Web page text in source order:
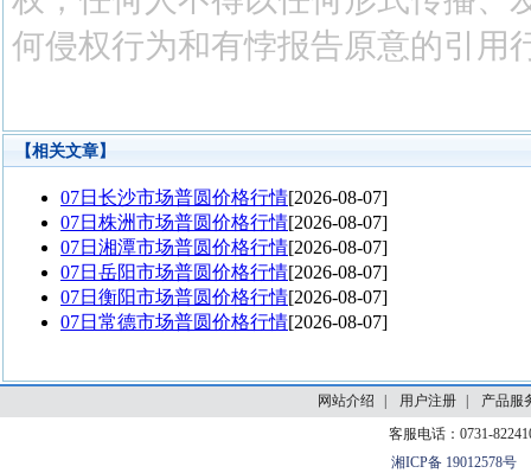
何侵权行为和有悖报告原意的引用
【相关文章】
网站介绍 用户注册
产品服
客服电话：0731-
湘ICP备 19012578号